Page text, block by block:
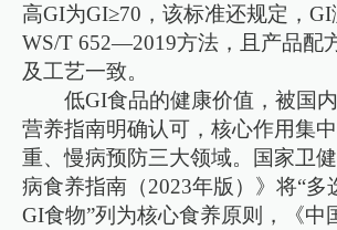
高GI为GI≥70，该标准还规定，GI
WS/T 652—2019方法，且产品配
及工艺一致。
低GI食品的健康价值，被国
营养指南明确认可，核心作用集
重、慢病预防三大领域。国家卫
病食养指南（2023年版）》将“多
GI食物”列为核心食养原则，《中